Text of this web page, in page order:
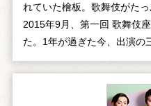
れていた檜板。歌舞伎がた
2015年9月、第一回 歌舞伎
た。1年が過ぎた今、出演の